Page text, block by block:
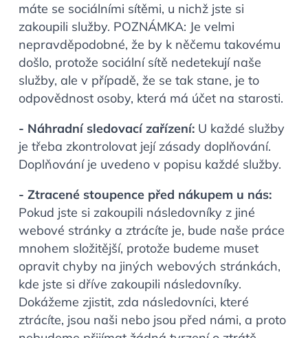
máte se sociálními sítěmi, u nichž jste si
zakoupili služby. POZNÁMKA: Je velmi
nepravděpodobné, že by k něčemu takovému
došlo, protože sociální sítě nedetekují naše
služby, ale v případě, že se tak stane, je to
odpovědnost osoby, která má účet na starosti.
- Náhradní sledovací zařízení: U každé služby
je třeba zkontrolovat její zásady doplňování.
Doplňování je uvedeno v popisu každé služby.
- Ztracené stoupence před nákupem u nás:
Pokud jste si zakoupili následovníky z jiné
webové stránky a ztrácíte je, bude naše práce
mnohem složitější, protože budeme muset
opravit chyby na jiných webových stránkách,
kde jste si dříve zakoupili následovníky.
Dokážeme zjistit, zda následovníci, které
ztrácíte, jsou naši nebo jsou před námi, a proto